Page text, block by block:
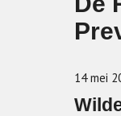
14 mei